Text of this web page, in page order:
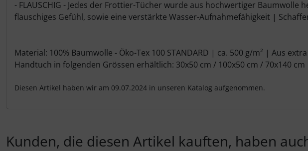
- FLAUSCHIG - Jedes der Frottier-Tücher wurde aus hochwertiger
flauschiges Gefühl, sowie eine verstärkte Wasser-Aufnahmefähigkeit |
Material: 100% Baumwolle - Öko-Tex 100 STANDARD | ca. 500 g/m² | Aus
Handtuch in folgenden Grössen erhältlich: 30x50 cm / 100x50 cm / 70x140 cm
Diesen Artikel haben wir am 09.07.2024 in unseren Katalog aufgenommen.
Kunden, die diesen Artikel kauften, haben